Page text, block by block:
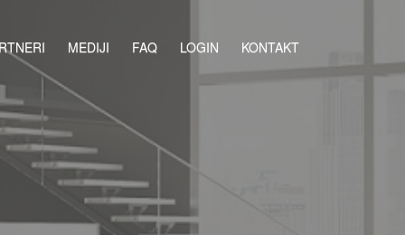
MEDIJI FAQ LOGIN KONTAKT